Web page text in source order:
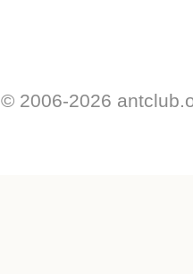
© 2006-2026